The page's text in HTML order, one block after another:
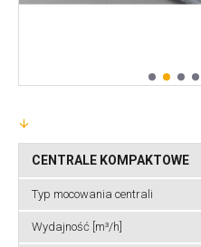
CENTRALE KOMPAKTOWE
Typ mocowania centrali
Wydajność [m³/h]